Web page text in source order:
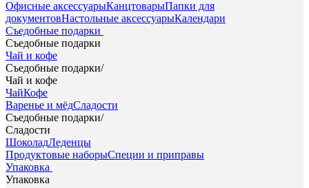
Офисные аксессуарыКанцтоварыПапки для
документовНастольные аксессуарыКалендари
Съедобные подарки
Съедобные подарки
Чай и кофе
Съедобные подарки/
Чай и кофе
ЧайКофе
Варенье и мёдСладости
Съедобные подарки/
Сладости
ШоколадЛеденцы
Продуктовые наборыСпеции и приправы
Упаковка
Упаковка